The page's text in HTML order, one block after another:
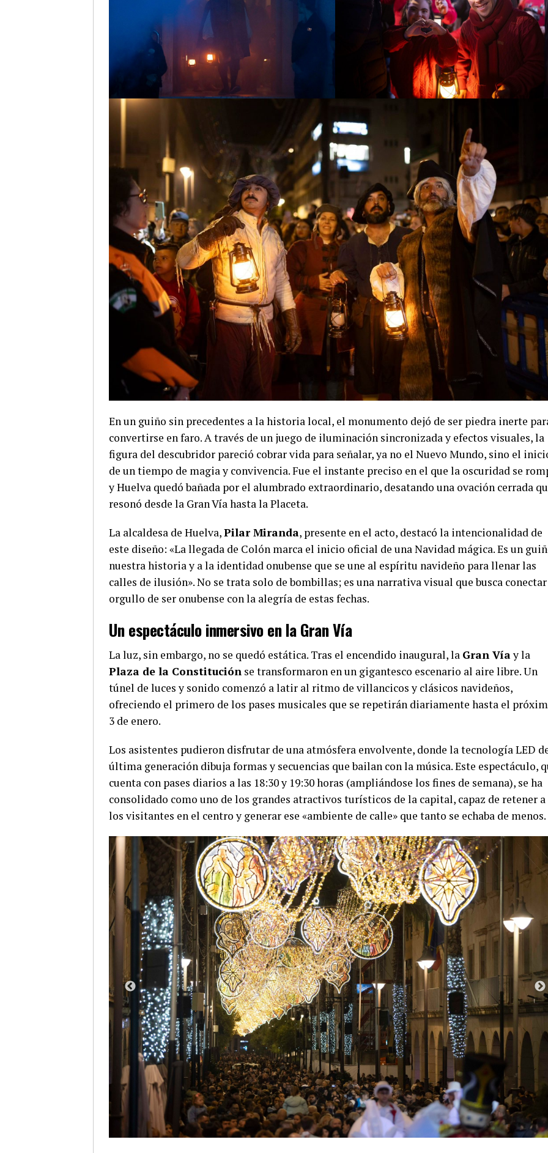
En un guiño sin precedentes a la historia local, el monumento dejó de ser piedra inerte
convertirse en faro. A través de un juego de iluminación sincronizada y efectos visuales, la
figura del descubridor pareció cobrar vida para señalar, ya no el Nuevo Mundo, sino el
de un tiempo de magia y convivencia. Fue el instante preciso en el que la oscuridad se
y Huelva quedó bañada por el alumbrado extraordinario, desatando una ovación cerrada
resonó desde la Gran Vía hasta la Placeta.
La alcaldesa de Huelva,Pilar Miranda, presente en el acto, destacó la intencionalidad de
este diseño: «La llegada de Colón marca el inicio oficial de una Navidad mágica. Es un
nuestra historia y a la identidad onubense que se une al espíritu navideño para llenar las
calles de ilusión». No se trata solo de bombillas; es una narrativa visual que busca
orgullo de ser onubense con la alegría de estas fechas.
Un espectáculo inmersivo en la Gran Vía
La luz, sin embargo, no se quedó estática. Tras el encendido inaugural, la Gran Víay la
Plaza de la Constitución se transformaron en un gigantesco escenario al aire libre. Un
túnel de luces y sonido comenzó a latir al ritmo de villancicos y clásicos navideños,
ofreciendo el primero de los pases musicales que se repetirán diariamente hasta el
3 de enero.
Los asistentes pudieron disfrutar de una atmósfera envolvente, donde la tecnología LED
última generación dibuja formas y secuencias que bailan con la música. Este espectáculo,
cuenta con pases diarios a las 18:30 y 19:30 horas (ampliándose los fines de semana), se ha
consolidado como uno de los grandes atractivos turísticos de la capital, capaz de retener a
los visitantes en el centro y generar ese «ambiente de calle» que tanto se echaba de menos.